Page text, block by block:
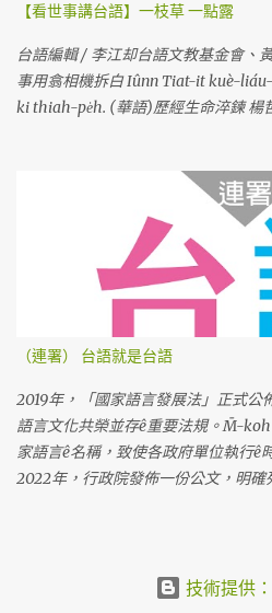
【看世事講台語】一枝草 一點露
台語編輯 / 李江却台語文教基金會、
事用翕相機拆白 Iûnn Tiat-it kuè-
ki thiah-pe̍h. (華語)歷經生命淬鍊 楊
（連署） 台語就是台語
2019年，「國家語言發展法」正式公
語言文化共榮並存ê重要法規。M̄-
家語言ê名稱，致使各政府單位執行ê
2022年，行政院發佈一份公文，明
關成果，lóng無法度照tsit份公文kā
技術提供